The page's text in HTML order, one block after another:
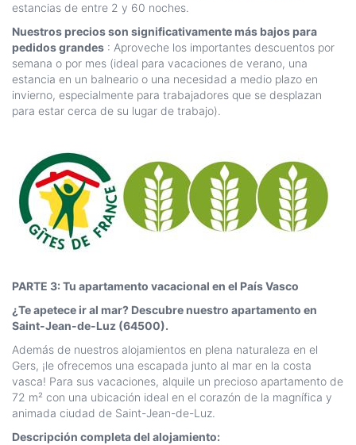
estancias de entre 2 y 60 noches.
Nuestros precios son significativamente más bajos para
pedidos grandes : Aproveche los importantes descuentos por
semana o por mes (ideal para vacaciones de verano, una
estancia en un balneario o una necesidad a medio plazo en
invierno, especialmente para trabajadores que se desplazan
para estar cerca de su lugar de trabajo).
PARTE 3: Tu apartamento vacacional en el País Vasco
¿Te apetece ir al mar? Descubre nuestro apartamento en
Saint-Jean-de-Luz (64500).
Además de nuestros alojamientos en plena naturaleza en el
Gers, ¡le ofrecemos una escapada junto al mar en la costa
vasca! Para sus vacaciones, alquile un precioso apartamento de
72 m² con una ubicación ideal en el corazón de la magnífica y
animada ciudad de Saint-Jean-de-Luz.
Descripción completa del alojamiento: